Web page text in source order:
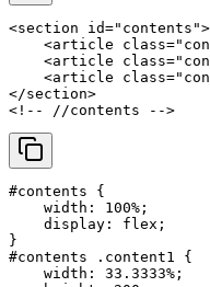
<section id="contents">
<article class=
<article class=
<article class=
</section>
<!-- //contents -->
#contents {
width : 100% ;
display : flex;
#contents
.content1
{
width : 33.3333% ;